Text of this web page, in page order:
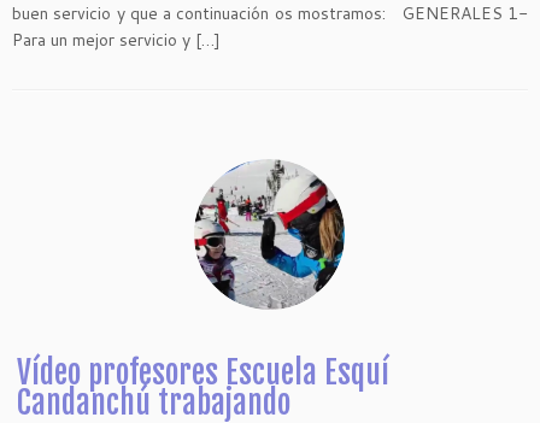
buen servicio y que a continuación os mostramos: GENERALES 1-
Para un mejor servicio y […]
Vídeo profesores Escuela Esquí
Candanchú trabajando